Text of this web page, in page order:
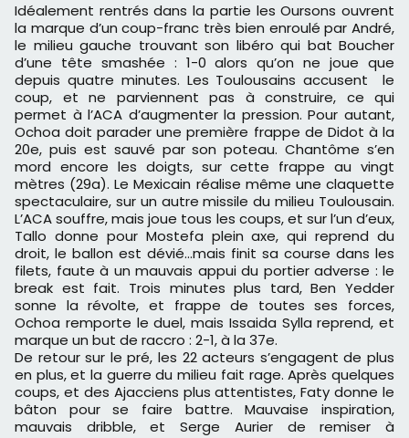
Idéalement rentrés dans la partie les Oursons ouvrent
la marque d’un coup-franc très bien enroulé par André,
le milieu gauche trouvant son libéro qui bat Boucher
d’une tête smashée : 1-0 alors qu’on ne joue que
depuis quatre minutes. Les Toulousains accusent le
coup, et ne parviennent pas à construire, ce qui
permet à l’ACA d’augmenter la pression. Pour autant,
Ochoa doit parader une première frappe de Didot à la
20e, puis est sauvé par son poteau. Chantôme s’en
mord encore les doigts, sur cette frappe au vingt
mètres (29a). Le Mexicain réalise même une claquette
spectaculaire, sur un autre missile du milieu Toulousain.
L’ACA souffre, mais joue tous les coups, et sur l’un d’eux,
Tallo donne pour Mostefa plein axe, qui reprend du
droit, le ballon est dévié…mais finit sa course dans les
filets, faute à un mauvais appui du portier adverse : le
break est fait. Trois minutes plus tard, Ben Yedder
sonne la révolte, et frappe de toutes ses forces,
Ochoa remporte le duel, mais Issaida Sylla reprend, et
marque un but de raccro : 2-1, à la 37e.
De retour sur le pré, les 22 acteurs s’engagent de plus
en plus, et la guerre du milieu fait rage. Après quelques
coups, et des Ajacciens plus attentistes, Faty donne le
bâton pour se faire battre. Mauvaise inspiration,
mauvais dribble, et Serge Aurier de remiser à